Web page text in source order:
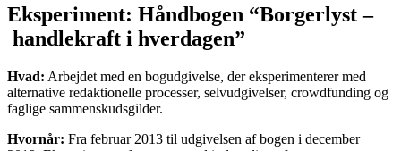
Eksperiment: Håndbogen “Borgerlyst –
handlekraft i hverdagen”
Hvad: Arbejdet med en bogudgivelse, der eksperimenterer med
alternative redaktionelle processer, selvudgivelser, crowdfunding og
faglige sammenskudsgilder.
Hvornår: Fra februar 2013 til udgivelsen af bogen i december